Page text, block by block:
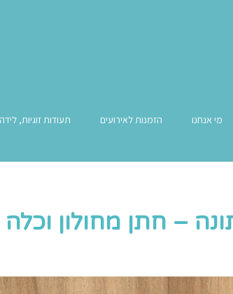
מי אנחנו הזמנות לאירועים תעודות זוגיות,
– חתן מחולון וכלה